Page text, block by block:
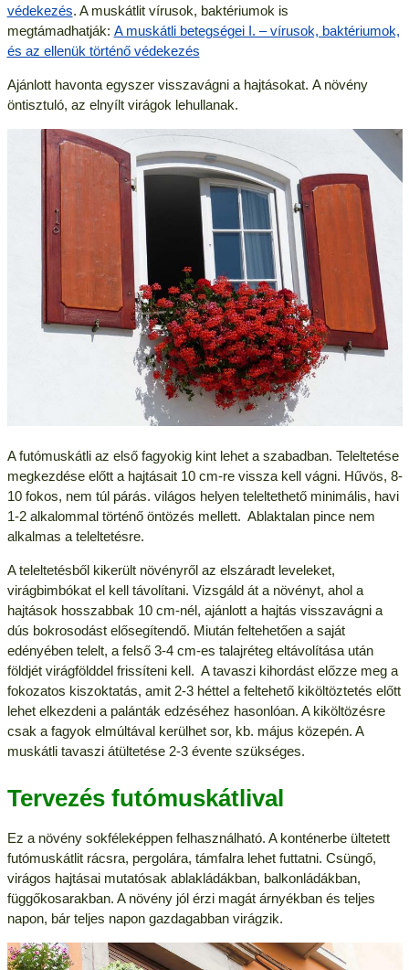
védekezés. A muskátlit vírusok, baktériumok is
megtámadhatják: A muskátli betegségei I. – vírusok, baktériumok,
és az ellenük történő védekezés
Ajánlott havonta egyszer visszavágni a hajtásokat. A növény
öntisztuló, az elnyílt virágok lehullanak.
A futómuskátli az első fagyokig kint lehet a szabadban. Teleltetése
megkezdése előtt a hajtásait 10 cm-re vissza kell vágni. Hűvös, 8-
10 fokos, nem túl párás. világos helyen teleltethető minimális, havi
1-2 alkalommal történő öntözés mellett. Ablaktalan pince nem
alkalmas a teleltetésre.
A teleltetésből kikerült növényről az elszáradt leveleket,
virágbimbókat el kell távolítani. Vizsgáld át a növényt, ahol a
hajtások hosszabbak 10 cm-nél, ajánlott a hajtás visszavágni a
dús bokrosodást elősegítendő. Miután feltehetően a saját
edényében telelt, a felső 3-4 cm-es talajréteg eltávolítása után
földjét virágfölddel frissíteni kell. A tavaszi kihordást előzze meg a
fokozatos kiszoktatás, amit 2-3 héttel a feltehető kiköltöztetés előtt
lehet elkezdeni a palánták edzéséhez hasonlóan. A kiköltözésre
csak a fagyok elmúltával kerülhet sor, kb. május közepén. A
muskátli tavaszi átültetése 2-3 évente szükséges.
Tervezés futómuskátlival
Ez a növény sokféleképpen felhasználható. A konténerbe ültetett
futómuskátlit rácsra, pergolára, támfalra lehet futtatni. Csüngő,
virágos hajtásai mutatósak ablakládákban, balkonládákban,
függőkosarakban. A növény jól érzi magát árnyékban és teljes
napon, bár teljes napon gazdagabban virágzik.